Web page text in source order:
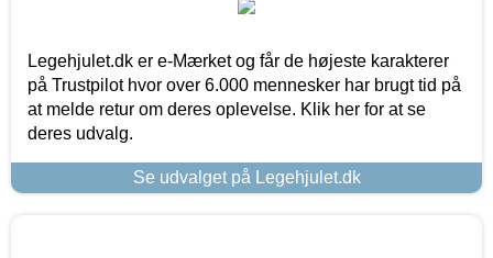
Legehjulet.dk er e-Mærket og får de højeste karakterer
på Trustpilot hvor over 6.000 mennesker har brugt tid på
at melde retur om deres oplevelse. Klik her for at se
deres udvalg.
Se udvalget på Legehjulet.dk